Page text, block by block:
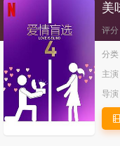
美
评分
分类
主演
导演